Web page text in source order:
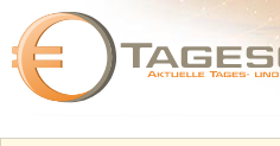
Zum